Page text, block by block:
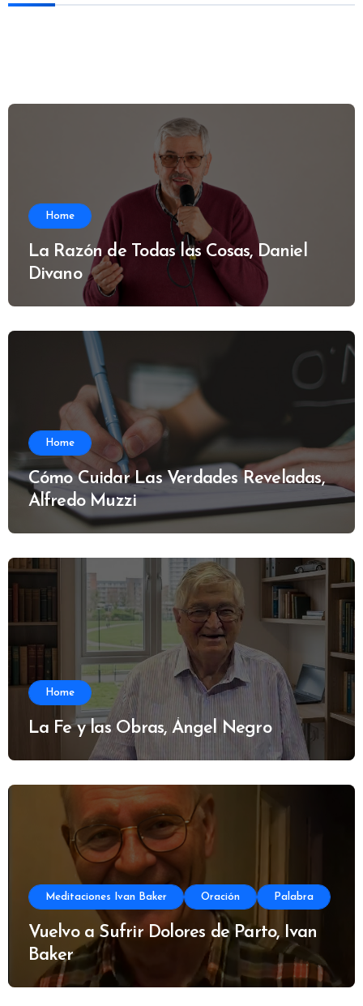
Home
La Razón de Todas las Cosas, Daniel
Divano
Home
Cómo Cuidar Las Verdades Reveladas,
Alfredo Muzzi
Home
La Fe y las Obras, Ángel Negro
Meditaciones Ivan Baker Oración Palabra
Vuelvo a Sufrir Dolores de Parto, Ivan
Baker